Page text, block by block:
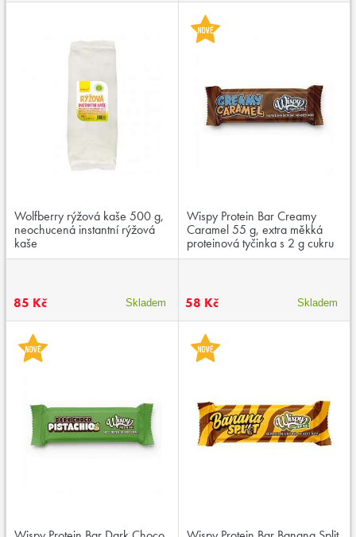
Wolfberry rýžová kaše 500 g,
neochucená instantní rýžová
kaše
85 Kč Skladem
Wispy Protein Bar Creamy
Caramel 55 g, extra měkká
proteinová tyčinka s 2 g cukru
58 Kč Skladem